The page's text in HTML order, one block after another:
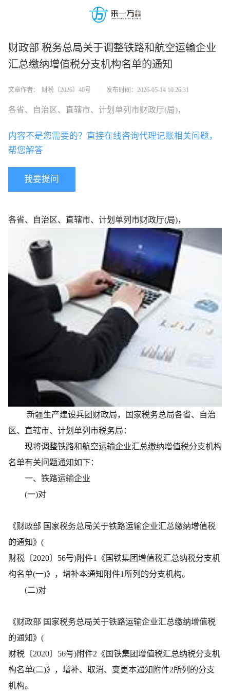
财政部 税务总局关于调整铁路和航空运输企业
汇总缴纳增值税分支机构名单的通知
文章作者： 财税〔2026〕40号 发布时间：2026-05-14 10:26:31
各省、自治区、直辖市、计划单列市财政厅(局)，
我要提问
内容不是您需要的？直接在线咨询代理记账相关问题，
帮您解答
各省、自治区、直辖市、计划单列市财政厅(局)，
新疆生产建设兵团财政局，国家税务总局各省、自治
区、直辖市、计划单列市税务局：
现将调整铁路和航空运输企业汇总缴纳增值税分支机构
名单有关问题通知如下：
一、铁路运输企业
(一)对
《财政部 国家税务总局关于铁路运输企业汇总缴纳增值税
的通知》(
财税〔2020〕56号)附件1《国铁集团增值税汇总纳税分支机
构名单(一)》，增补本通知附件1所列的分支机构。
(二)对
《财政部 国家税务总局关于铁路运输企业汇总缴纳增值税
的通知》(
财税〔2020〕56号)附件2《国铁集团增值税汇总纳税分支机
构名单(二)》，增补、取消、变更本通知附件2所列的分支
机构。